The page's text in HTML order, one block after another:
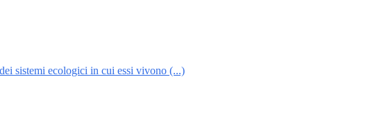
sistemi ecologici in cui essi vivono (...)